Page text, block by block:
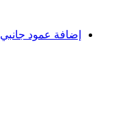
إضافة عمود جانبي